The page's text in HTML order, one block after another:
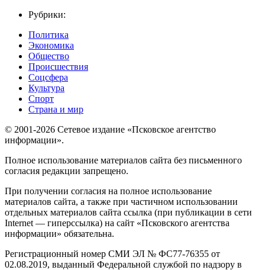
Рубрики:
Политика
Экономика
Общество
Происшествия
Соцсфера
Культура
Спорт
Страна и мир
© 2001-2026 Сетевое издание «Псковское агентство
информации».
Полное использование материалов сайта без письменного
согласия редакции запрещено.
При получении согласия на полное использование
материалов сайта, а также при частичном использовании
отдельных материалов сайта ссылка (при публикации в сети
Internet — гиперссылка) на сайт «Псковского агентства
информации» обязательна.
Регистрационный номер СМИ ЭЛ № ФС77-76355 от
02.08.2019, выданный Федеральной службой по надзору в